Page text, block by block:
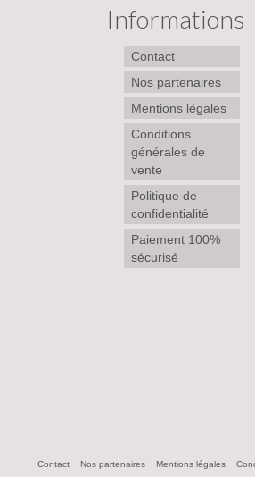
Informations
Contact
Nos partenaires
Mentions légales
Conditions
générales de
vente
Politique de
confidentialité
Paiement 100%
sécurisé
Contact Nos partenaires Mentions légales